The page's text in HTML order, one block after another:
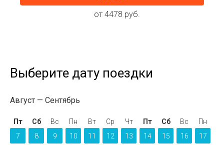
от 4478 руб.
Выберите дату поездки
Август Сентябрь
Пт
7
Сб
8
Вс
9
Пн
10
Вт
11
Ср
12
Чт
13
Пт
14
Сб
15
Вс
16
Пн
17